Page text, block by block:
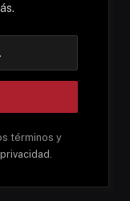
términos y